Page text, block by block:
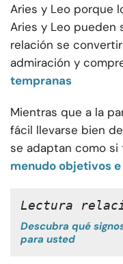
Aries y Leo porque
Aries y Leo pueden
relación se
admiración y
tempranas
Mientras que a la
fácil llevarse bien
se adaptan como si
menudo objetivos
Lectura
Descubra qué
para usted